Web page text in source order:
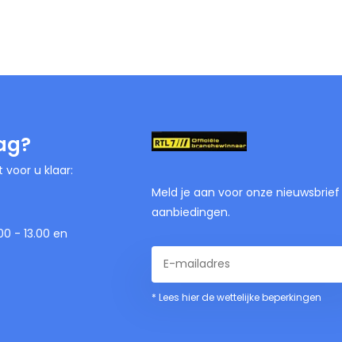
u klaar:
- 13.00 en
Meld je aan voor onze
aanbiedingen.
* Lees hier de wettelijke beperkingen